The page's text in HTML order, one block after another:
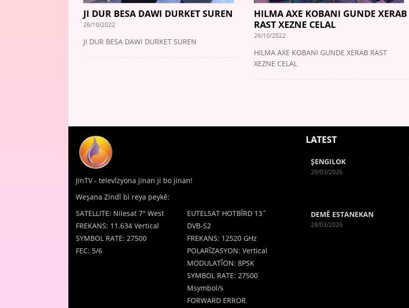
JI DUR BESA DAWI DURKET SUREN
26/10/2022
JI DUR BESA DAWI DURKET SUREN
HILMA AXE KOBANI GUNDE XERAB
RAST XEZNE CELAL
26/10/2022
HILMA AXE KOBANI GUNDE XERAB RAST
XEZNE CELAL
JinTV - televîzyona jinan ji bo jinan!
Weşana Zindî bi reya peykê:
SATELLITE: Nilesat 7° West
FREKANS: 11.634 Vertical
SYMBOL RATE: 27500
FEC: 5/6
EUTELSAT HOTBÎRD 13˚
DVB-S2
FREKANS: 12520 GHz
POLARÎZASYON: Vertical
MODULATÎON: 8PSK
SYMBOL RATE: 27500
Msymbol/s
FORWARD ERROR
LATEST
ŞENGILOK
29/03/2026
DEMÊ ESTANEKAN
28/03/2026